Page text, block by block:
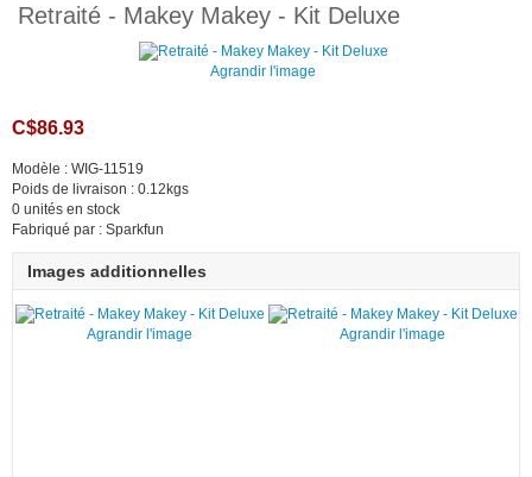
Retraité - Makey Makey - Kit Deluxe
Agrandir l'image
C$86.93
Modèle : WIG-11519
Poids de livraison : 0.12kgs
0 unités en stock
Fabriqué par : Sparkfun
Images additionnelles
Agrandir l'image Agrandir l'image